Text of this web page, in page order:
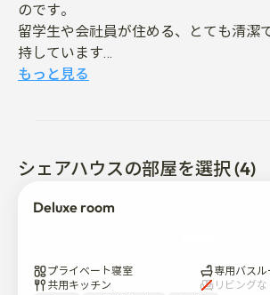
のです。
留学生や会社員が住める、とても清潔
持しています
皆さん歓迎です。 癒しの滞在にお越し
もっと見る
シェアハウスの部屋を選択 (4)
Deluxe room
プライベート寝室
専用バスル
共用キッチン
リビングな